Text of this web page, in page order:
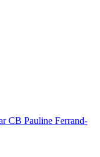
CB Pauline Ferrand-